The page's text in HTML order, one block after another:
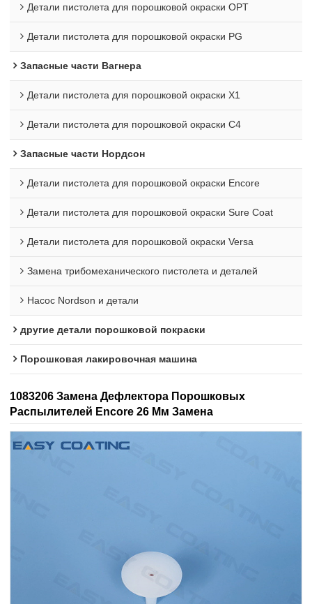
Детали пистолета для порошковой окраски OPT
Детали пистолета для порошковой окраски PG
Запасные части Вагнера
Детали пистолета для порошковой окраски X1
Детали пистолета для порошковой окраски C4
Запасные части Нордсон
Детали пистолета для порошковой окраски Encore
Детали пистолета для порошковой окраски Sure Coat
Детали пистолета для порошковой окраски Versa
Замена трибомеханического пистолета и деталей
Насос Nordson и детали
другие детали порошковой покраски
Порошковая лакировочная машина
1083206 Замена Дефлектора Порошковых
Распылителей Encore 26 Мм Замена